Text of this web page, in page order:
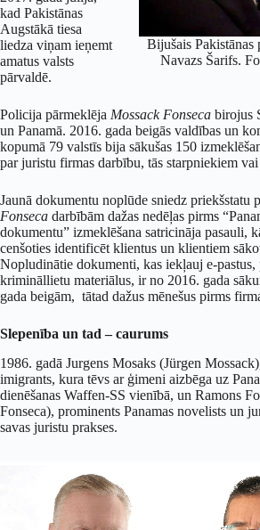
Bijušais Pakistānas
Navazs Šarifs.
kad Pakistānas
Augstākā tiesa
liedza viņam ieņemt
amatus valsts
pārvaldē.
Policija pārmeklēja Mossack Fonseca birojus
un Panamā. 2016. gada beigās valdības un
kopumā 79 valstīs bija sākušas 150
par juristu firmas darbību, tās starpniekiem
Jaunā dokumentu noplūde sniedz priekšstatu
Fonseca darbībām dažas nedēļas pirms
dokumentu” izmeklēšana satricināja pasauli,
cenšoties identificēt klientus un klientiem
Nopludinātie dokumenti, kas iekļauj e-pastus,
krimināllietu materiālus, ir no 2016. gada
gada beigām, tātad dažus mēnešus pirms
Slepenība un tad – caurums
1986. gadā Jurgens Mosaks (Jürgen
imigrants, kura tēvs ar ģimeni aizbēga uz
dienēšanas Waffen-SS vienībā, un Ramons
Fonseca), prominents Panamas novelists un
savas juristu prakses.